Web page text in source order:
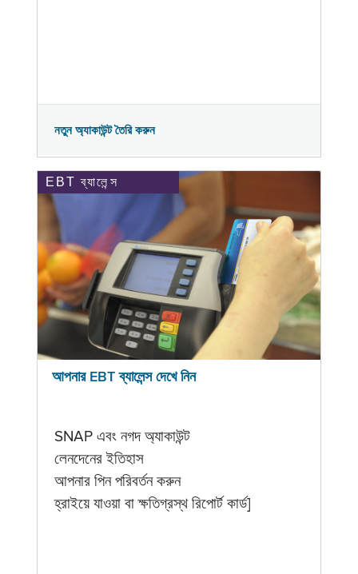
নতুন অ্যাকাউন্ট তৈরি করুন
EBT ব্যালেন্স
আপনার EBT ব্যালেন্স দেখে নিন
SNAP এবং নগদ অ্যাকাউন্ট
লেনদেনের ইতিহাস
আপনার পিন পরিবর্তন করুন
হ্রাইয়ে যাওয়া বা ক্ষতিগ্রস্থ রিপোর্ট কার্ড]